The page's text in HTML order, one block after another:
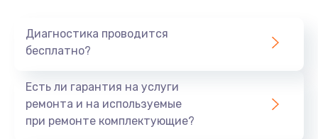
Замена жесткого диска
Заказать
Диагностика проводится
бесплатно?
Есть ли гарантия на услуги
ремонта и на используемые
при ремонте комплектующие?